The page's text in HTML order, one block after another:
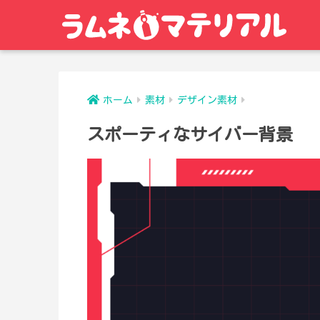
ホーム 素材 デザイン素材
スポーティなサイバー背景